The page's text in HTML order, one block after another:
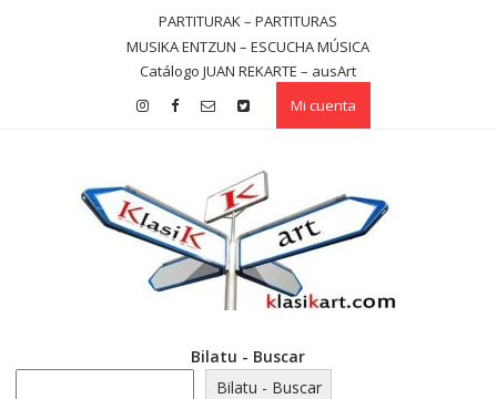
PARTITURAK – PARTITURAS
MUSIKA ENTZUN – ESCUCHA MÚSICA
Catálogo JUAN REKARTE – ausArt
Mi cuenta
Bilatu - Buscar
Bilatu - Buscar